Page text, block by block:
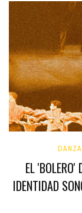
DANZA
EL 'BOLERO'
IDENTIDAD